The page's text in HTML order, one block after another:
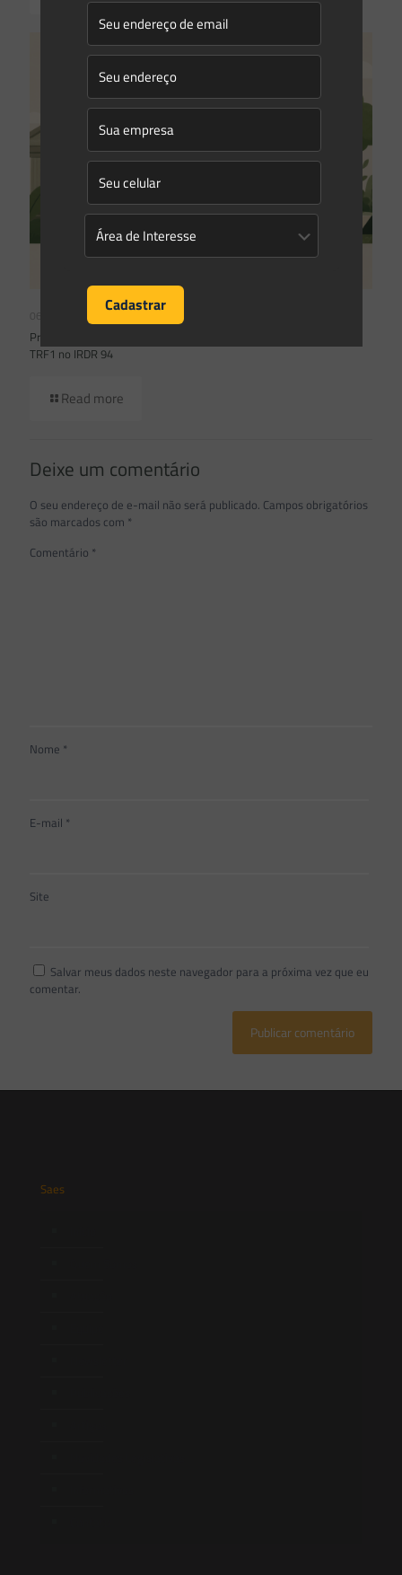
06/07/2026
Prescrição administrativa e embargo ambiental: o que decidiu o
TRF1 no IRDR 94
Read more
Deixe um comentário
O seu endereço de e-mail não será publicado. Campos obrigatórios
são marcados com *
Comentário *
Nome *
E-mail *
Site
Salvar meus dados neste navegador para a próxima vez que eu
comentar.
Saes